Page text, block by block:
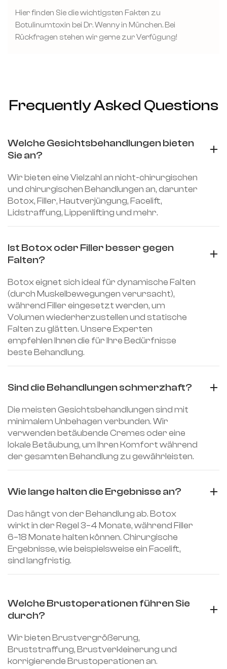
Hier finden Sie die wichtigsten Fakten zu
Botulinumtoxin bei Dr. Wenny in München. Bei
Rückfragen stehen wir gerne zur Verfügung!
Frequently Asked Questions
Welche Gesichtsbehandlungen bieten
Sie an?
Wir bieten eine Vielzahl an nicht-chirurgischen
und chirurgischen Behandlungen an, darunter
Botox, Filler, Hautverjüngung, Facelift,
Lidstraffung, Lippenlifting und mehr.
Ist Botox oder Filler besser gegen
Falten?
Botox eignet sich ideal für dynamische Falten
(durch Muskelbewegungen verursacht),
während Filler eingesetzt werden, um
Volumen wiederherzustellen und statische
Falten zu glätten. Unsere Experten
empfehlen Ihnen die für Ihre Bedürfnisse
beste Behandlung.
Sind die Behandlungen schmerzhaft?
Die meisten Gesichtsbehandlungen sind mit
minimalem Unbehagen verbunden. Wir
verwenden betäubende Cremes oder eine
lokale Betäubung, um Ihren Komfort während
der gesamten Behandlung zu gewährleisten.
Wie lange halten die Ergebnisse an?
Das hängt von der Behandlung ab. Botox
wirkt in der Regel 3–4 Monate, während Filler
6–18 Monate halten können. Chirurgische
Ergebnisse, wie beispielsweise ein Facelift,
sind langfristig.
Welche Brustoperationen führen Sie
durch?
Wir bieten Brustvergrößerung,
Bruststraffung, Brustverkleinerung und
korrigierende Brustoperationen an.